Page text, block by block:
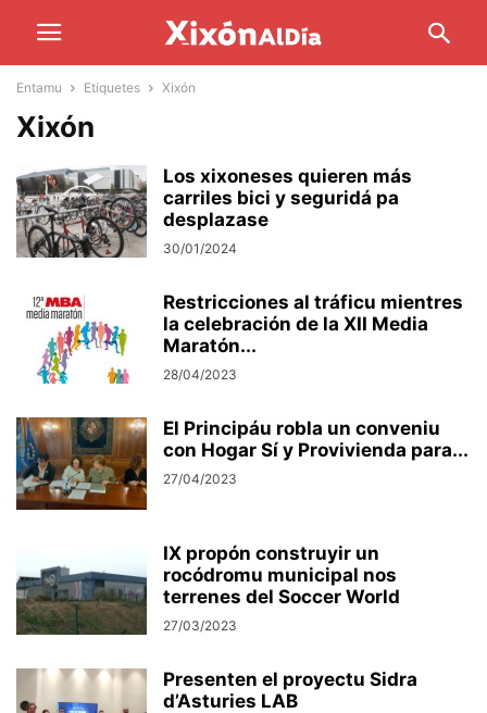
Entamu Etiquetes Xixón
Xixón
Los xixoneses quieren más
carriles bici y seguridá pa
desplazase
30/01/2024
Restricciones al tráficu mientres
la celebración de la XII Media
Maratón...
28/04/2023
El Principáu robla un conveniu
con Hogar Sí y Provivienda para...
27/04/2023
IX propón construyir un
rocódromu municipal nos
terrenes del Soccer World
27/03/2023
Presenten el proyectu Sidra
d’Asturies LAB